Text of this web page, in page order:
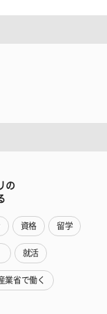
の
資格 留学
就活
業省で働く